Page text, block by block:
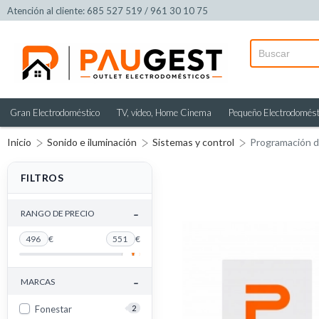
Atención al cliente: 685 527 519 / 961 30 10 75
Gran Electrodoméstico TV, vídeo, Home Cinema Pequeño
Inicio Sonido e iluminación Sistemas y control Programación
FILTROS
RANGO DE PRECIO -
496 € 551 €
MARCAS -
Fonestar 2